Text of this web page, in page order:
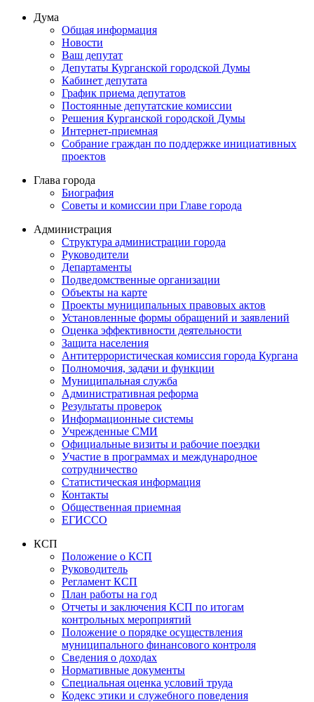
Дума
Общая информация
Новости
Ваш депутат
Депутаты Курганской городской Думы
Кабинет депутата
График приема депутатов
Постоянные депутатские комиссии
Решения Курганской городской Думы
Интернет-приемная
Собрание граждан по поддержке инициативных
проектов
Глава города
Биография
Советы и комиссии при Главе города
Администрация
Структура администрации города
Руководители
Департаменты
Подведомственные организации
Объекты на карте
Проекты муниципальных правовых актов
Установленные формы обращений и заявлений
Оценка эффективности деятельности
Защита населения
Антитеррористическая комиссия города Кургана
Полномочия, задачи и функции
Муниципальная служба
Административная реформа
Результаты проверок
Информационные системы
Учрежденные СМИ
Официальные визиты и рабочие поездки
Участие в программах и международное
сотрудничество
Статистическая информация
Контакты
Общественная приемная
ЕГИССО
КСП
Положение о КСП
Руководитель
Регламент КСП
План работы на год
Отчеты и заключения КСП по итогам
контрольных мероприятий
Положение о порядке осуществления
муниципального финансового контроля
Сведения о доходах
Нормативные документы
Специальная оценка условий труда
Кодекс этики и служебного поведения